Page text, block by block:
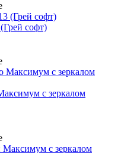
софт)
с зеркалом